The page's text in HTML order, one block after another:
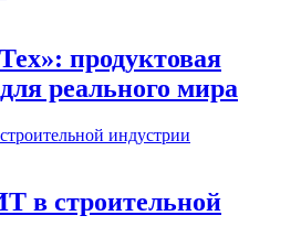
продуктовая
реального мира
в строительной